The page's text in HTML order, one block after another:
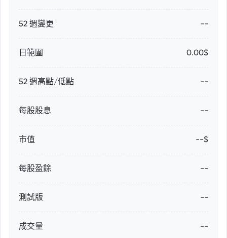
52 週變更 --
日範圍 0.00$
52 週高點/低點 --
每股股息 --
市值 --$
每股盈餘 --
測試版 --
成交量 --